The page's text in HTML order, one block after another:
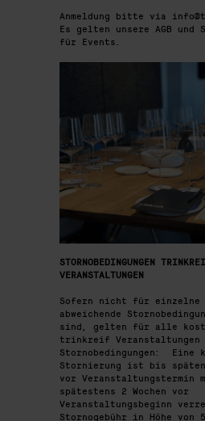
Anmeldung bitte via
Es gelten unsere AGB und
für Events.
STORNOBEDINGUNGEN
VERANSTALTUNGEN
Sofern nicht für einzelne
abweichende
sind, gelten für alle
trinkreif Veranstaltungen
Stornobedingungen:
Eine
Stornierung ist bis
vor Veranstaltungstermin
spätestens 2 Wochen vor
Veranstaltungsbeginn
Stornogebühr in Höhe von